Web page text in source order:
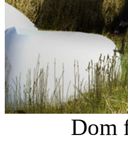
Dom